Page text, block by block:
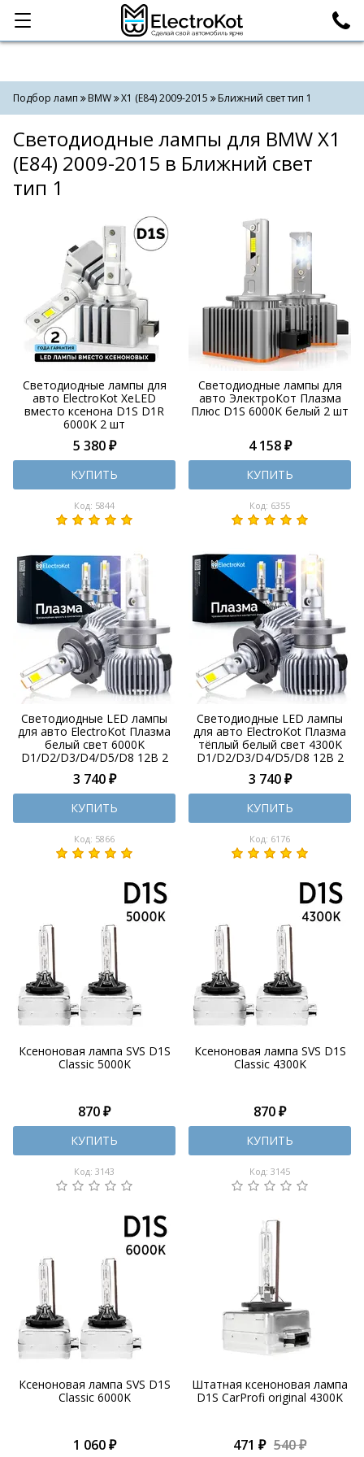
Категории Поиск
Подбор ламп BMW X1 (E84) 2009-2015 Ближний свет тип 1
Светодиодные лампы для BMW X1
(E84) 2009-2015 в Ближний свет
тип 1
Светодиодные лампы для
авто ElectroKot XeLED
вместо ксенона D1S D1R
6000K 2 шт
5 380 ₽
КУПИТЬ
Код: 5844
Светодиодные лампы для
авто ЭлектроКот Плазма
Плюс D1S 6000K белый 2 шт
4 158 ₽
КУПИТЬ
Код: 6355
Светодиодные LED лампы
для авто ElectroKot Плазма
белый свет 6000K
D1/D2/D3/D4/D5/D8 12В 2
3 740 ₽
КУПИТЬ
Код: 5866
Светодиодные LED лампы
для авто ElectroKot Плазма
тёплый белый свет 4300K
D1/D2/D3/D4/D5/D8 12В 2
3 740 ₽
КУПИТЬ
Код: 6176
Ксеноновая лампа SVS D1S
Classic 5000K
870 ₽
КУПИТЬ
Код: 3143
Ксеноновая лампа SVS D1S
Classic 4300K
870 ₽
КУПИТЬ
Код: 3145
Ксеноновая лампа SVS D1S
Classic 6000K
1 060 ₽
Штатная ксеноновая лампа
D1S CarProfi original 4300K
471 ₽ 540 ₽